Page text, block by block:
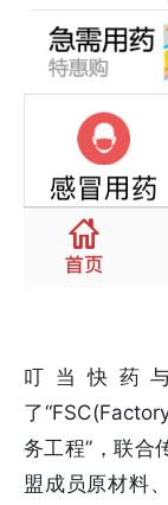
叮当快药
了
务工程”，联合
盟成员原材料